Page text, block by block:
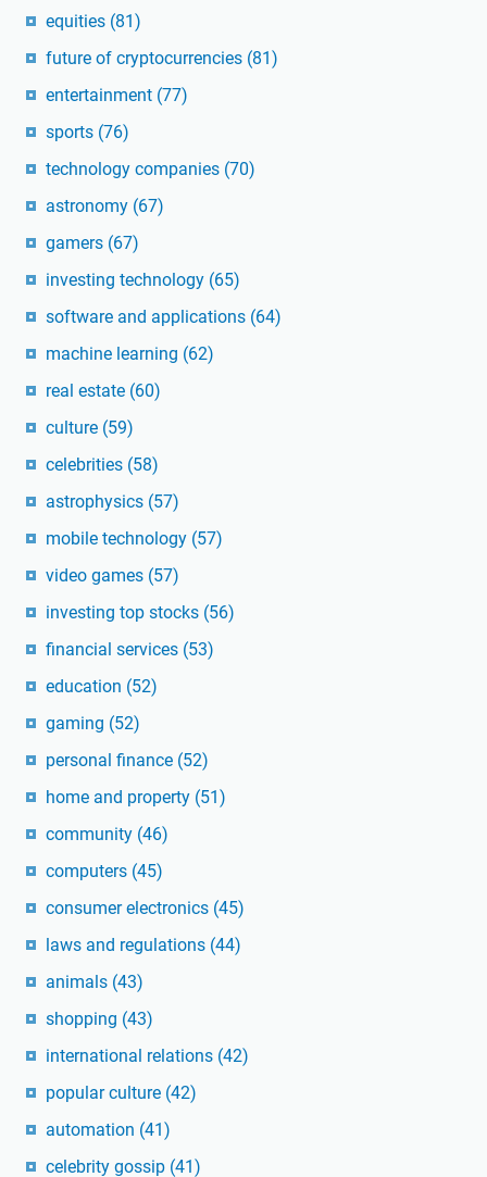
equities (81)
future of cryptocurrencies (81)
entertainment (77)
sports (76)
technology companies (70)
astronomy (67)
gamers (67)
investing technology (65)
software and applications (64)
machine learning (62)
real estate (60)
culture (59)
celebrities (58)
astrophysics (57)
mobile technology (57)
video games (57)
investing top stocks (56)
financial services (53)
education (52)
gaming (52)
personal finance (52)
home and property (51)
community (46)
computers (45)
consumer electronics (45)
laws and regulations (44)
animals (43)
shopping (43)
international relations (42)
popular culture (42)
automation (41)
celebrity gossip (41)